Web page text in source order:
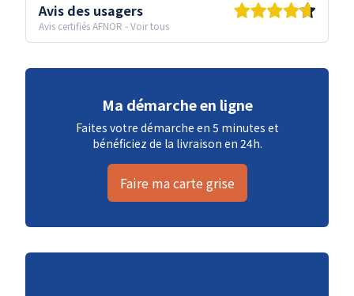
Avis des usagers
Avis certifiés AFNOR -Voir tous
Ma démarche en ligne
Faites votre démarche en 5 minutes et
bénéficiez de la livraison en 24h.
Faire ma carte grise